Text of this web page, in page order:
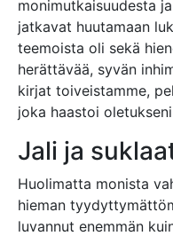
monimutkaisuudesta
jatkavat huutamaan
teemoista oli sekä
herättävää, syvän
kirjat​ toiveistamme,
joka haastoi
Jali ja
Huolimatta monista
hieman
luvannut enemmän